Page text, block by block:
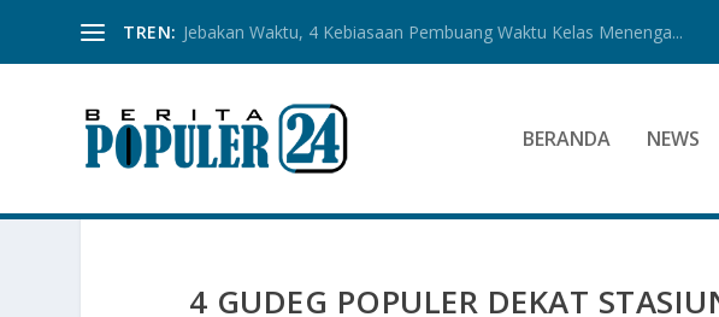
TREN: Jebakan Waktu, 4 Kebiasaan Pembuang Waktu Kelas Menenga...
BERANDA NEWS
4 GUDEG POPULER DEKAT